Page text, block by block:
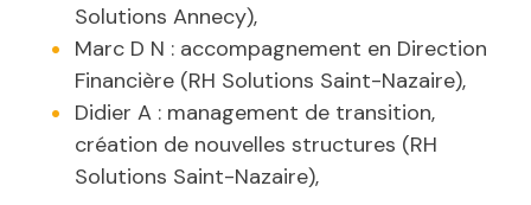
Solutions Annecy),
Marc D N : accompagnement en Direction
Financière (RH Solutions Saint-Nazaire),
Didier A : management de transition,
création de nouvelles structures (RH
Solutions Saint-Nazaire),